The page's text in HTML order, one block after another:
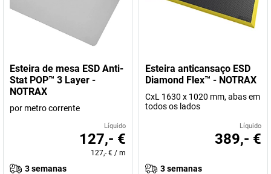
Esteira de mesa ESD Anti-
Stat POP™ 3 Layer -
NOTRAX
por metro corrente
Líquido
127,- €
127,- € / m
3 semanas
Esteira anticansaço ESD
Diamond Flex™ - NOTRAX
CxL 1630 x 1020 mm, abas em
todos os lados
Líquido
389,- €
3 semanas